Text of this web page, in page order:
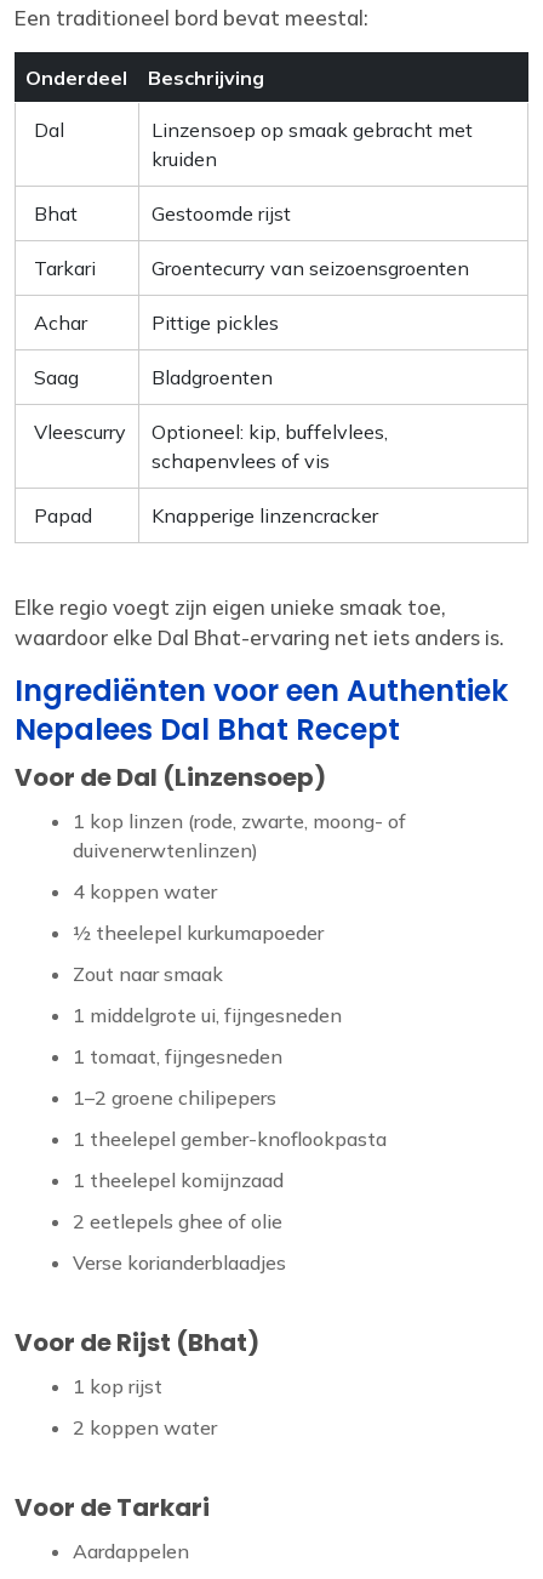
Een traditioneel bord bevat meestal:
Onderdeel Beschrijving
Dal
Linzensoep op smaak gebracht met
kruiden
Bhat Gestoomde rijst
Tarkari Groentecurry van seizoensgroenten
Achar Pittige pickles
Saag Bladgroenten
Vleescurry
Optioneel: kip, buffelvlees,
schapenvlees of vis
Papad Knapperige linzencracker
Elke regio voegt zijn eigen unieke smaak toe,
waardoor elke Dal Bhat-ervaring net iets anders is.
Ingrediënten voor een Authentiek
Nepalees Dal Bhat Recept
Voor de Dal (Linzensoep)
1 kop linzen (rode, zwarte, moong- of
duivenerwtenlinzen)
4 koppen water
½ theelepel kurkumapoeder
Zout naar smaak
1 middelgrote ui, fijngesneden
1 tomaat, fijngesneden
1–2 groene chilipepers
1 theelepel gember-knoflookpasta
1 theelepel komijnzaad
2 eetlepels ghee of olie
Verse korianderblaadjes
Voor de Rijst (Bhat)
1 kop rijst
2 koppen water
Voor de Tarkari
Aardappelen